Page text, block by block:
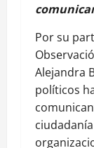
Por su
Alejandra
políticos